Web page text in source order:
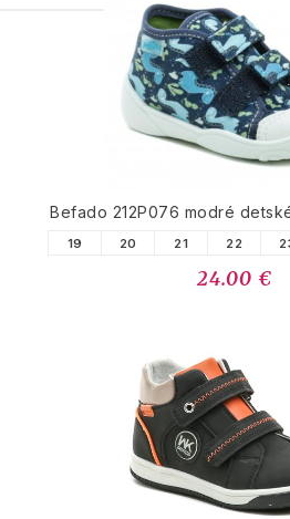
PODOBNÉ
Befado 212P076 modré
19 20 21 22
24.00 €